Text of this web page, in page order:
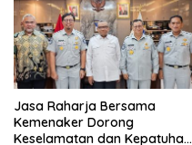
Jasa Raharja Bersama
Kemenaker Dorong
Keselamatan dan Kepatuhan